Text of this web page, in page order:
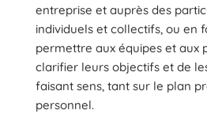
entreprise et auprès des
individuels et collectifs, ou en
permettre aux équipes et aux
clarifier leurs objectifs et de
faisant sens, tant sur le plan
personnel.